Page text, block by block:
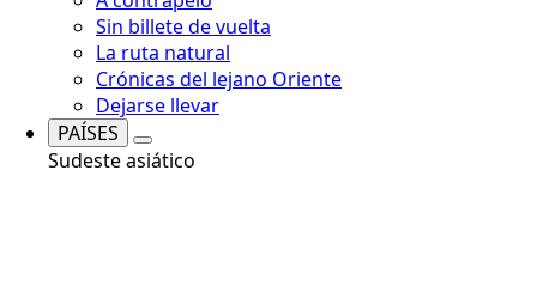
Sin billete de vuelta
La ruta natural
Crónicas del lejano Oriente
Dejarse llevar
PAÍSES
Sudeste asiático